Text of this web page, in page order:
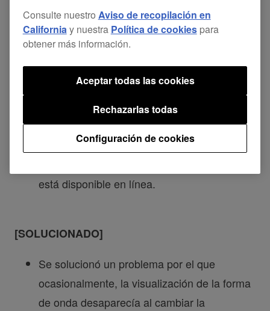
Ten en cuenta:
• El nombre de la función de ahorro de
energía (anteriormente llamada Auto
Standby o Auto Power-Off, según el modelo)
ahora se ha cambiado a Power
Management.
• Para obtener más información sobre la
función de Power Management, consulta el
está disponible en línea.
[SOLUCIONADO]
Se solucionó un problema por el que
ocasionalmente, la visualización de la forma
de onda desaparecía al cambiar la
Consulte nuestro Aviso de recopilación en
Californiay nuestra Política de cookiespara
obtener más información.
Configuración de cookies
Rechazarlas todas
Aceptar todas las cookies